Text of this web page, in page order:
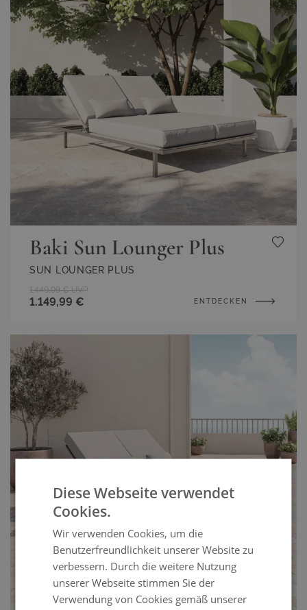
Baki Sun Lounger Plus
SUN LOUNGER PLUS
1.149,99 €
1.449,99 € UVP
ENTDECKEN
Diese Webseite verwendet
Cookies.
Wir verwenden Cookies, um die
Benutzerfreundlichkeit unserer Website zu
verbessern. Durch die weitere Nutzung
unserer Webseite stimmen Sie der
Verwendung von Cookies gemäß unserer